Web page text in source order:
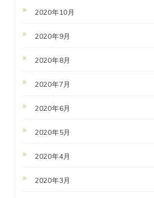
2020年10月
2020年9月
2020年8月
2020年7月
2020年6月
2020年5月
2020年4月
2020年3月